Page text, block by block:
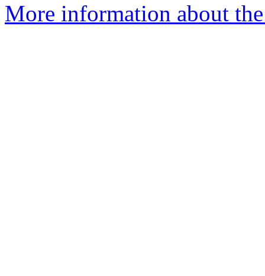
More information about